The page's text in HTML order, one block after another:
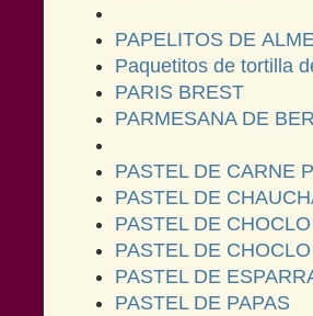
PAPELITOS DE
Paquetitos de tortilla
PARIS BREST
PARMESANA DE
PASTEL DE CARNE
PASTEL DE
PASTEL DE CHOCLO
PASTEL DE
PASTEL DE
PASTEL DE PAPAS